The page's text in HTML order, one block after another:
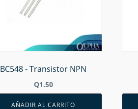
BC548 - Transistor NPN
Q1.50
AÑADIR AL CARRITO